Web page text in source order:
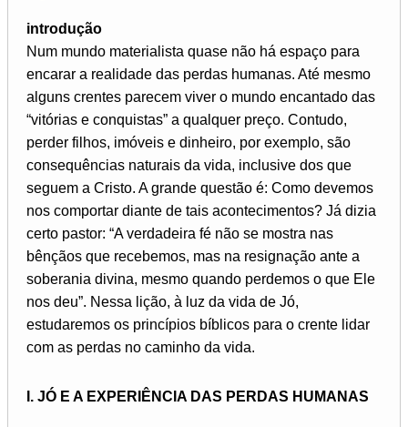
introdução
Num mundo materialista quase não há espaço para
encarar a realidade das perdas humanas. Até mesmo
alguns crentes parecem viver o mundo encantado das
“vitórias e conquistas” a qualquer preço. Contudo,
perder filhos, imóveis e dinheiro, por exemplo, são
consequências naturais da vida, inclusive dos que
seguem a Cristo. A grande questão é: Como devemos
nos comportar diante de tais acontecimentos? Já dizia
certo pastor: “A verdadeira fé não se mostra nas
bênçãos que recebemos, mas na resignação ante a
soberania divina, mesmo quando perdemos o que Ele
nos deu”. Nessa lição, à luz da vida de Jó,
estudaremos os princípios bíblicos para o crente lidar
com as perdas no caminho da vida.
I. JÓ E A EXPERIÊNCIA DAS PERDAS HUMANAS